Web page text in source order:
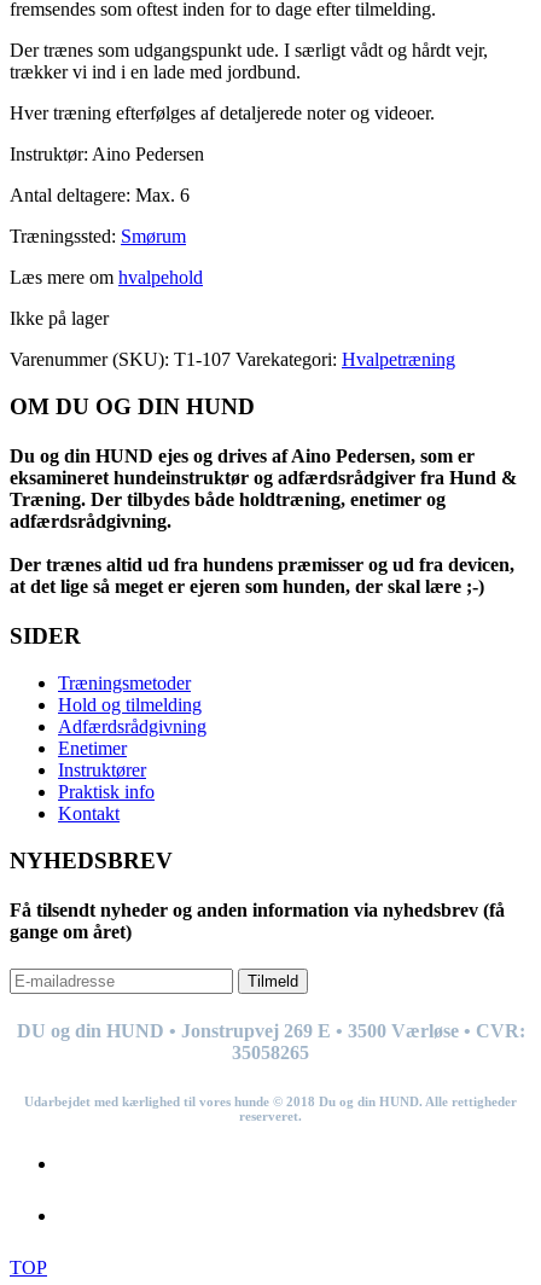
fremsendes som oftest inden for to dage efter tilmelding.
Der trænes som udgangspunkt ude. I særligt vådt og hårdt vejr,
trækker vi ind i en lade med jordbund.
Hver træning efterfølges af detaljerede noter og videoer.
Instruktør: Aino Pedersen
Antal deltagere: Max. 6
Træningssted: Smørum
Læs mere om hvalpehold
Ikke på lager
Varenummer (SKU): T1-107 Varekategori: Hvalpetræning
OM DU OG DIN HUND
Du og din HUND ejes og drives af Aino Pedersen, som er
eksamineret hundeinstruktør og adfærdsrådgiver fra Hund &
Træning. Der tilbydes både holdtræning, enetimer og
adfærdsrådgivning.
Der trænes altid ud fra hundens præmisser og ud fra devicen,
at det lige så meget er ejeren som hunden, der skal lære ;-)
SIDER
Træningsmetoder
Hold og tilmelding
Adfærdsrådgivning
Enetimer
Instruktører
Praktisk info
Kontakt
NYHEDSBREV
Få tilsendt nyheder og anden information via nyhedsbrev (få
gange om året)
Tilmeld
DU og din HUND • Jonstrupvej 269 E • 3500 Værløse • CVR:
35058265
Udarbejdet med kærlighed til vores hunde © 2018 Du og din HUND. Alle rettigheder
reserveret.
TOP